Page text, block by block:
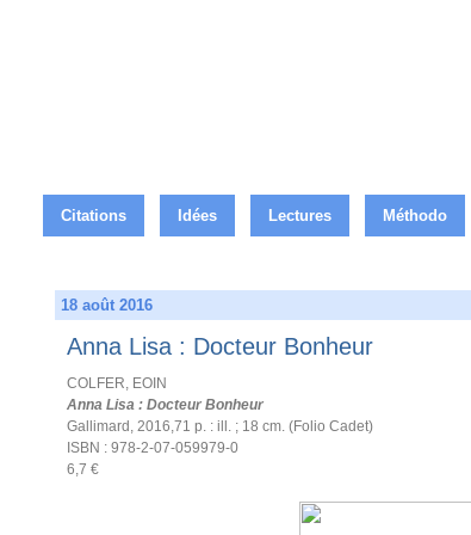
Citations Idées Lectures Méthodo
18 août 2016
Anna Lisa : Docteur Bonheur
COLFER, EOIN
Anna Lisa : Docteur Bonheur
Gallimard, 2016,71 p. : ill. ; 18 cm. (Folio Cadet)
ISBN : 978-2-07-059979-0
6,7 €